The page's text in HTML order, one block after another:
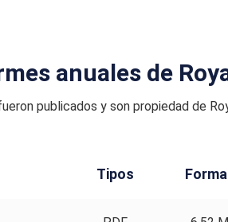
anuales de
publicados y son propiedad de
Tipos